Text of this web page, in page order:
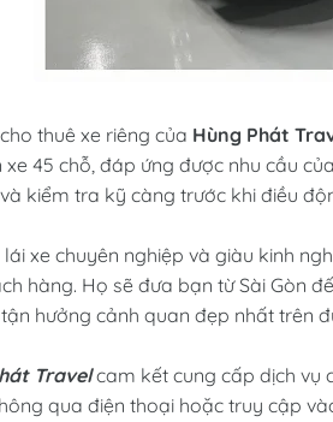
thuê xe riêng của Hùng Phát
xe 45 chỗ, đáp ứng được nhu cầu
kiểm tra kỹ càng trước khi điều
xe chuyên nghiệp và giàu kinh
hàng. Họ sẽ đưa bạn từ Sài Gòn
hưởng cảnh quan đẹp nhất trên
Travelcam kết cung cấp dịch vụ
qua điện thoại hoặc truy cập